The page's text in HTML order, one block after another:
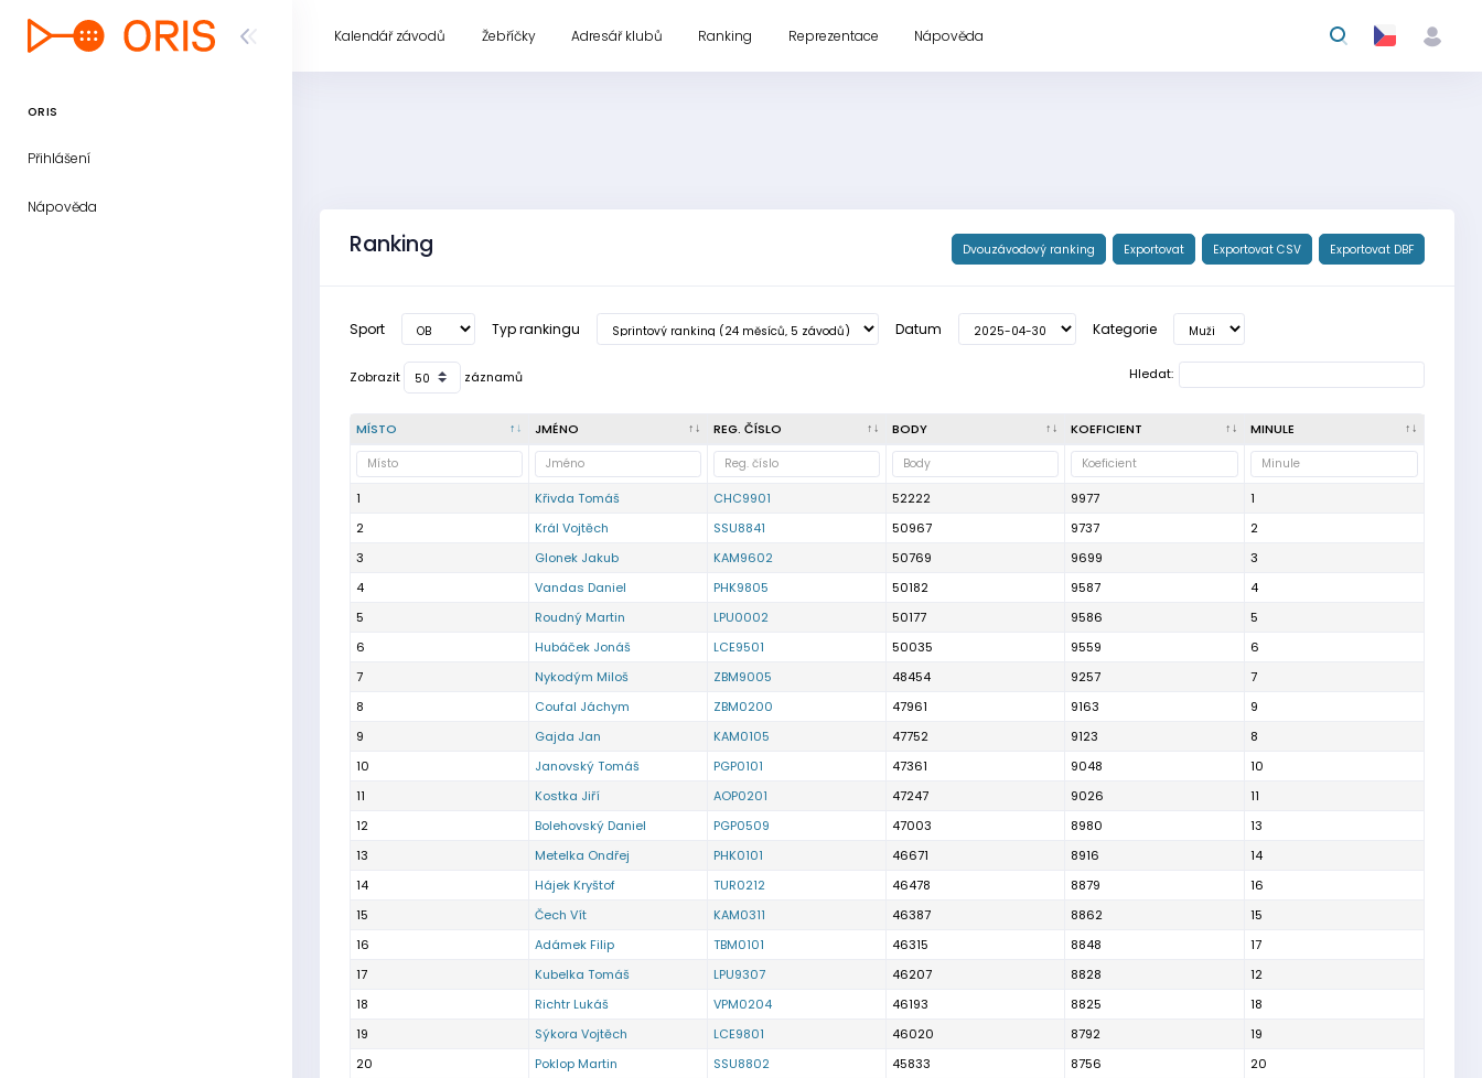
ORIS
Přihlášení
Nápověda
Kalendář závodů Žebříčky Adresář klubů Ranking Reprezentace Nápověda
Ranking Dvouzávodový ranking Exportovat Exportovat CSV Exportovat DBF
Sport Typ rankingu Datum Kategorie
Zobrazit záznamů Hledat:
MÍSTO JMÉNO REG. ČÍSLO BODY KOEFICIENT MINULE
1 Křivda Tomáš CHC9901 52222 9977
1
2
Král Vojtěch SSU8841 50967 9737
2
3
Glonek Jakub KAM9602 50769 9699
3
4
Vandas Daniel PHK9805 50182 9587
4
5
Roudný Martin LPU0002 50177 9586
5
6
Hubáček Jonáš LCE9501 50035 9559
6
7
Nykodým Miloš ZBM9005 48454 9257
7
8
Coufal Jáchym ZBM0200 47961 9163
9
9
Gajda Jan KAM0105 47752 9123
8
10
Janovský Tomáš PGP0101 47361 9048
10
11
Kostka Jiří AOP0201 47247 9026
11
12
Bolehovský Daniel PGP0509 47003 8980
13
13
Metelka Ondřej PHK0101 46671 8916
14
14
Hájek Kryštof TUR0212 46478 8879
16
15
Čech Vít KAM0311 46387 8862
15
16
Adámek Filip TBM0101 46315 8848
17
17
Kubelka Tomáš LPU9307 46207 8828
12
18
Richtr Lukáš VPM0204 46193 8825
18
19
Sýkora Vojtěch LCE9801 46020 8792
19
20
Poklop Martin SSU8802 45833 8756
20